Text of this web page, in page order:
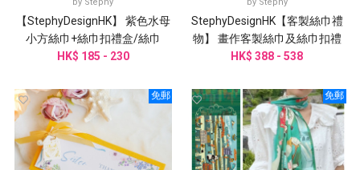
【StephyDesignHK】 紫色水母
小方絲巾+絲巾扣禮盒/絲巾
HK$ 185 - 230
StephyDesignHK【客製絲巾禮
物】 畫作客製絲巾及絲巾扣禮
盒| 客製謝師禮物
HK$ 388 - 538
免郵 免郵